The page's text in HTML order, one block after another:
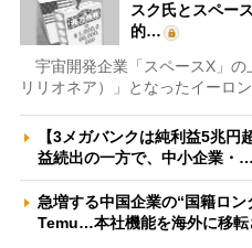
スク氏とスペー
的…
宇宙開発企業「スペースX」の
リリオネア）」となったイーロ
【3メガバンクは純利益5兆
益続出の一方で、中小企業・…
急増する中国企業の“国籍ロ
Temu…本社機能を海外に移